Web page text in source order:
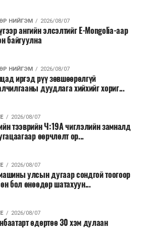
мэдээлэхээс бусад кино,
зардал;
бусад тэтгэмж, урамшуулал.
горимыг 2026 оны
сарын 31 хүртэл мөрдөнө. Харин
салбар уг хэмнэлтийн горимд
цэцэрлэг, сургуулийн хүүхдийн
томуу, томуу төст
хэмжээ зэрэг зайлшгүй
төлөвлөгөөний дагуу
сайд Н.Учрал онцоллоо.
ерөнхийлөн захирагч нарт
зардлыг 20 хувиар бууруулах,
байх, аялал, амралт, зугаалга,
спортын арга хэмжээг зохион
төрийн албанд шинэ орон тоо бий
НИЙГЭМ 2026/08/07
ангийн элсэлтийг E-Mongolia-аар
байгуулна
НИЙГЭМ 2026/08/07
иргэд рүү зөвшөөрөлгүй
дуудлага хийхийг хориг...
2026/08/07
тээврийн Ч:19А чиглэлийн замналд
өөрчлөлт ор...
2026/08/07
улсын дугаар сондгой тоогоор
бол өнөөдөр шатахуун...
2026/08/07
өдөртөө 30 хэм дулаан